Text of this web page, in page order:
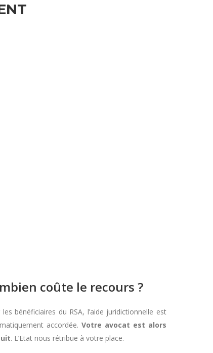
coûte le recours ?
les bénéficiaires du RSA, l’aide juridictionnelle est
accordée. Votre avocat est alors
. L’Etat nous rétribue à votre place.